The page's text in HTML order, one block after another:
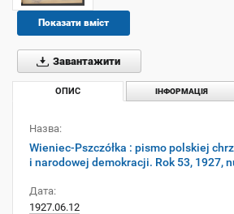
Показати вміст
Завантажити
ОПИС ІНФОРМАЦІЯ
Назва:
Wieniec-Pszczółka : pismo polskiej
i narodowej demokracji. Rok 53, 1927,
Дата:
1927.06.12